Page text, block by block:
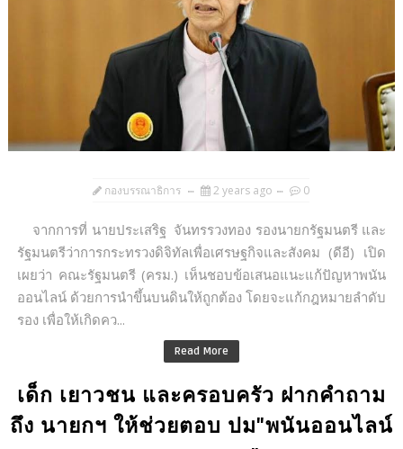
กองบรรณาธิการ 2 years ago 0
จากการที่ นายประเสริฐ จันทรรวงทอง รองนายกรัฐมนตรี และ
รัฐมนตรีว่าการกระทรวงดิจิทัลเพื่อเศรษฐกิจและสังคม (ดีอี) เปิด
เผยว่า คณะรัฐมนตรี (ครม.) เห็นชอบข้อเสนอแนะแก้ปัญหาพนัน
ออนไลน์ ด้วยการนำขึ้นบนดินให้ถูกต้อง โดยจะแก้กฎหมายลำดับ
รอง เพื่อให้เกิดคว...
Read More
เด็ก เยาวชน และครอบครัว ฝากคำถาม
ถึง นายกฯ ให้ช่วยตอบ ปม"พนันออนไลน์